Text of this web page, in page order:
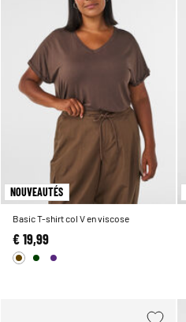
NOUVEAUTÉS
Basic T-shirt col V en viscose
€ 19,99